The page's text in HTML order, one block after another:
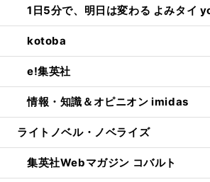
1日5分で、明日は変わる よみタイ
kotoba
e!集英社
情報・知識＆オピニオン imidas
ライトノベル・ノベライズ
集英社Webマガジン コバルト